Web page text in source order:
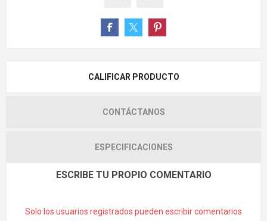
CALIFICAR PRODUCTO
CONTÁCTANOS
ESPECIFICACIONES
ESCRIBE TU PROPIO COMENTARIO
Solo los usuarios registrados pueden escribir comentarios